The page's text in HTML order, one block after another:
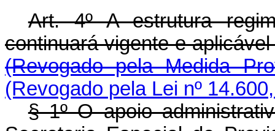
Art. 4º A estrutura
continuará vigente e
(Revogado pela Medida
(Revogado pela Lei nº
§ 1º O apoio